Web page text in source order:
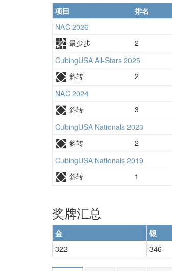
项目 排名
NAC 2026
最少步
2
CubingUSA All-Stars 2025
斜转
2
NAC 2024
斜转
3
CubingUSA Nationals 2023
斜转
2
CubingUSA Nationals 2019
斜转
1
奖牌汇总
金 银
322
346